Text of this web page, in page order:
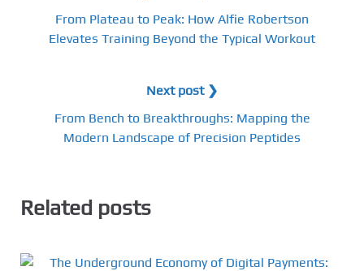
From Plateau to Peak: How Alfie Robertson
Elevates Training Beyond the Typical Workout
Next post ❯
From Bench to Breakthroughs: Mapping the
Modern Landscape of Precision Peptides
Related posts